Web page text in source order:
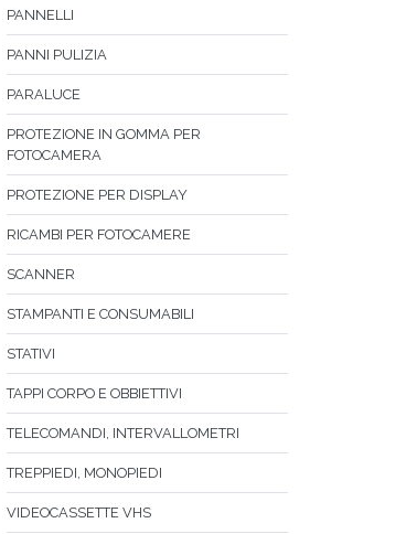
PANNELLI
PANNI PULIZIA
PARALUCE
PROTEZIONE IN GOMMA PER
FOTOCAMERA
PROTEZIONE PER DISPLAY
RICAMBI PER FOTOCAMERE
SCANNER
STAMPANTI E CONSUMABILI
STATIVI
TAPPI CORPO E OBBIETTIVI
TELECOMANDI, INTERVALLOMETRI
TREPPIEDI, MONOPIEDI
VIDEOCASSETTE VHS